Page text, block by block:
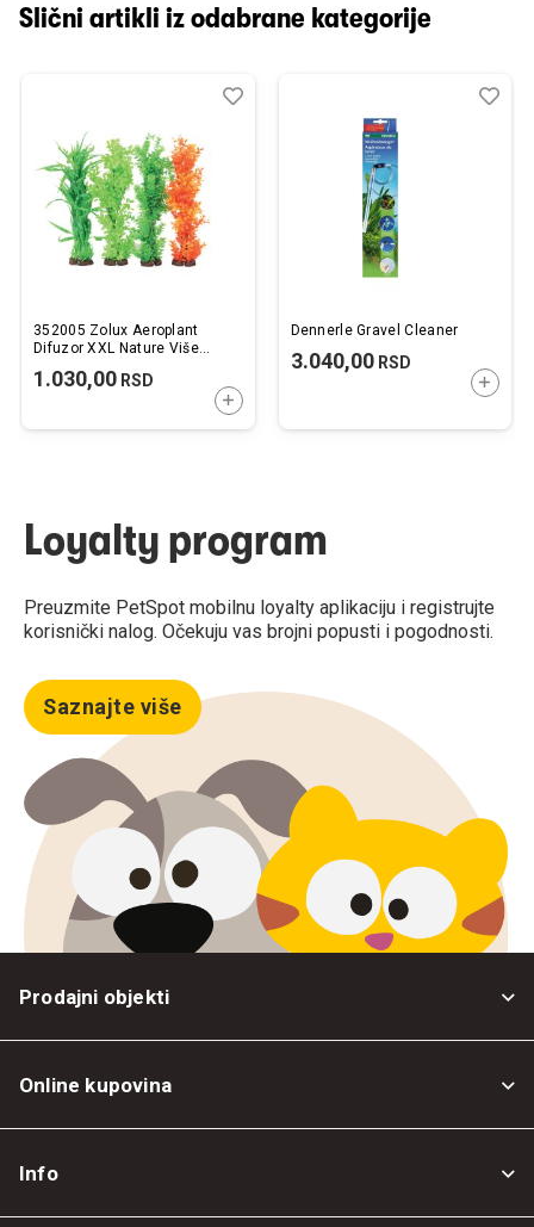
Slični artikli iz odabrane kategorije
352005 Zolux Aeroplant
Difuzor XXL Nature Više
1.030,00 RSD
DODAJTE U KORPU
Dodaj
Uporedi
Dennerle Gravel Cleaner
3.040,00RSD
Loyalty program
Preuzmite PetSpot mobilnu loyalty aplikaciju i registrujte
korisnički nalog. Očekuju vas brojni popusti i pogodnosti.
Saznajte više
Prodajni objekti
Online kupovina
Info